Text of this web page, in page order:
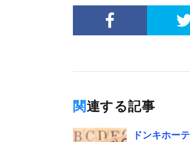
関連する記事
ドンキホー